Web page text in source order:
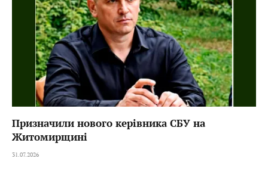
Призначили нового керівника СБУ на
Житомирщині
31.07.2026